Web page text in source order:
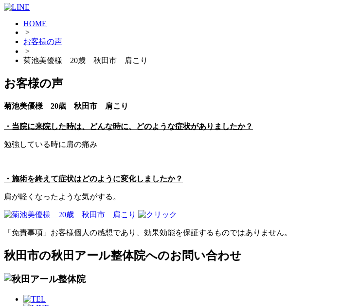
HOME
>
お客様の声
>
菊池美優様 20歳 秋田市 肩こり
お客様の声
菊池美優様 20歳 秋田市 肩こり
・当院に来院した時は、どんな時に、どのような症状がありましたか？
勉強している時に肩の痛み
・施術を終えて症状はどのように変化しましたか？
肩が軽くなったような気がする。
「免責事項」お客様個人の感想であり、効果効能を保証するものではありません。
秋田市の秋田アール整体院へのお問い合わせ